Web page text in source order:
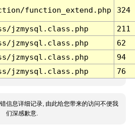
function_extend.php 324
jzmysql.class.php
211
jzmysql.class.php
62
jzmysql.class.php
94
jzmysql.class.php 76
信息详细记录, 由此给您带来的访问不便我
们深感歉意.